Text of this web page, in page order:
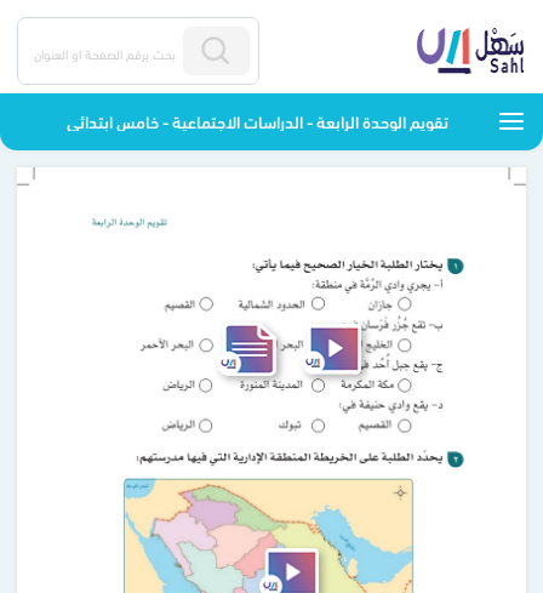
تقويم الوحدة الرابعة - الدراسات الاجتماعية - خامس ابتدائي